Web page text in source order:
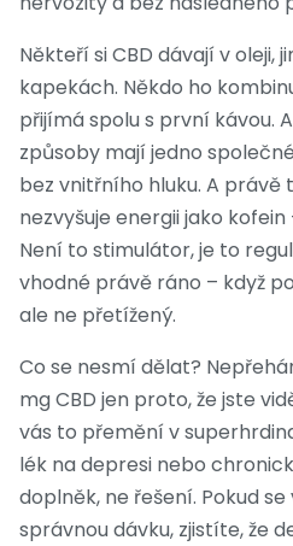
Někteří si CBD dávají v oleji,
kapekách. Někdo ho
přijímá spolu s první kávou.
způsoby mají jedno
bez vnitřního hluku. A právě
nezvyšuje energii jako kofein
Není to stimulátor, je to
vhodné právě ráno – když
ale ne přetížený.
Co se nesmí dělat?
mg CBD jen proto, že jste
vás to přemění v
lék na depresi nebo
doplněk, ne řešení. Pokud
správnou dávku, zjistíte, že